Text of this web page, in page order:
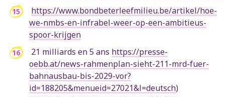
https://www.bondbeterleefmilieu.be/artikel/hoe-
we-nmbs-en-infrabel-weer-op-een-ambitieus-
spoor-krijgen
21 milliards en 5 ans https://presse-
oebb.at/news-rahmenplan-sieht-211-mrd-fuer-
bahnausbau-bis-2029-vor?
id=188205&menueid=27021&l=deutsch)